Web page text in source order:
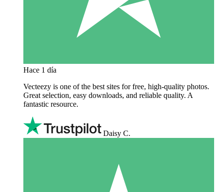
Hace 1 día
Vecteezy is one of the best sites for free, high‑quality photos.
Great selection, easy downloads, and reliable quality. A
fantastic resource.
Daisy C.